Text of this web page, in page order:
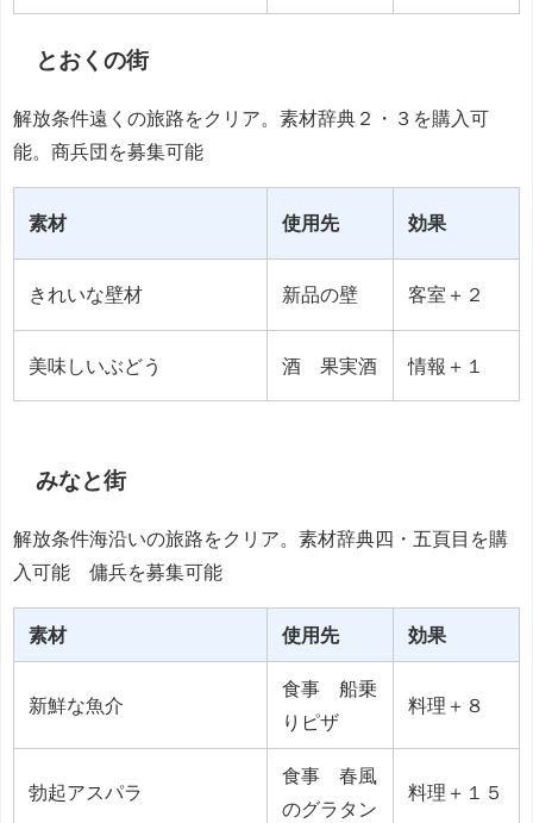
とおくの街
解放条件遠くの旅路をクリア。素材辞典２・３を購入可
能。商兵団を募集可能
素材 使用先 効果
きれいな壁材 新品の壁 客室＋２
美味しいぶどう 酒 果実酒 情報＋１
みなと街
解放条件海沿いの旅路をクリア。素材辞典四・五頁目を購
入可能 傭兵を募集可能
素材 使用先 効果
新鮮な魚介
食事 船乗
りピザ
料理＋８
勃起アスパラ
食事 春風
のグラタン
料理＋１５